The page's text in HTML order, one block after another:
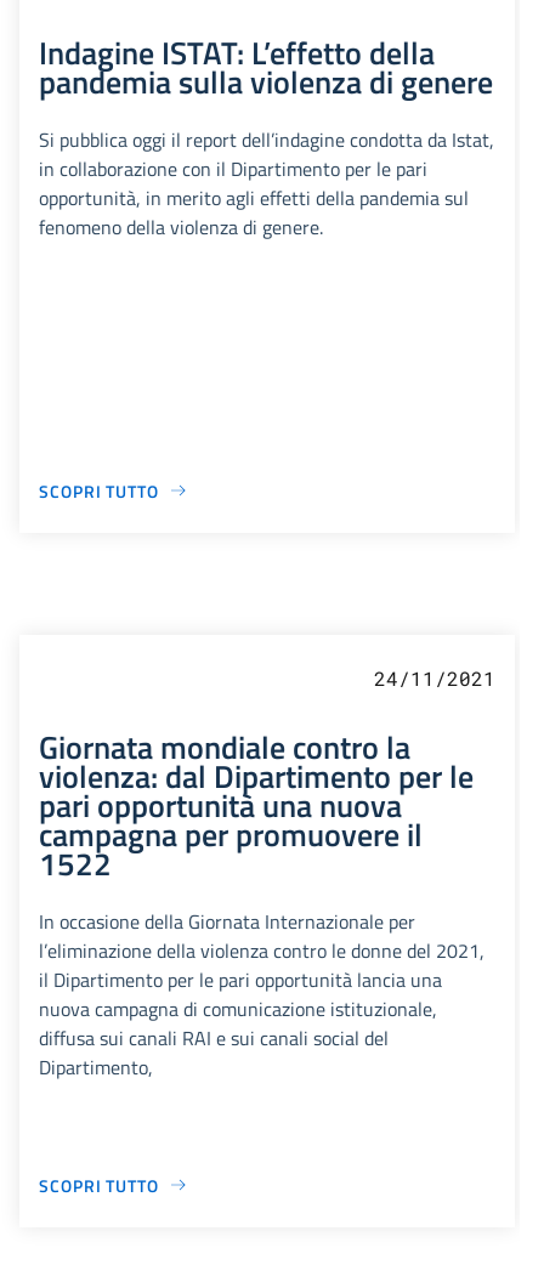
Indagine ISTAT: L’effetto della
pandemia sulla violenza di genere
Si pubblica oggi il report dell’indagine condotta da Istat,
in collaborazione con il Dipartimento per le pari
opportunità, in merito agli effetti della pandemia sul
fenomeno della violenza di genere.
SCOPRI TUTTO
24/11/2021
Giornata mondiale contro la
violenza: dal Dipartimento per le
pari opportunità una nuova
campagna per promuovere il
1522
In occasione della Giornata Internazionale per
l’eliminazione della violenza contro le donne del 2021,
il Dipartimento per le pari opportunità lancia una
nuova campagna di comunicazione istituzionale,
diffusa sui canali RAI e sui canali social del
Dipartimento,
SCOPRI TUTTO